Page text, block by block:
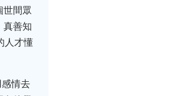
世間眾
真善知
人才懂
情去